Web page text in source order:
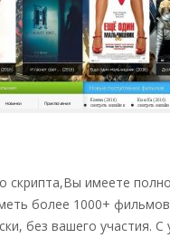
скрипта,Вы имеете
более 1000+
без вашего участия.